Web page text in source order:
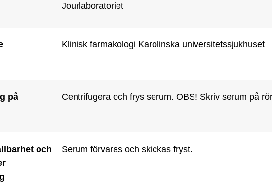
Jourlaboratoriet
Klinisk farmakologi Karolinska universitetssjukhuset
på
Centrifugera och frys serum. OBS! Skriv serum på
och
Serum förvaras och skickas fryst.